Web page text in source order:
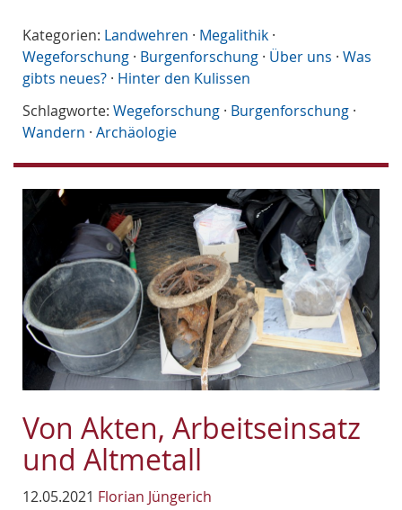
Kategorien: Landwehren · Megalithik ·
Wegeforschung · Burgenforschung · Über uns · Was
gibts neues? · Hinter den Kulissen
Schlagworte: Wegeforschung · Burgenforschung ·
Wandern · Archäologie
Von Akten, Arbeitseinsatz
und Altmetall
12.05.2021 Florian Jüngerich